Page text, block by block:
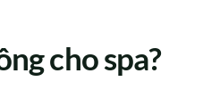
cho spa?